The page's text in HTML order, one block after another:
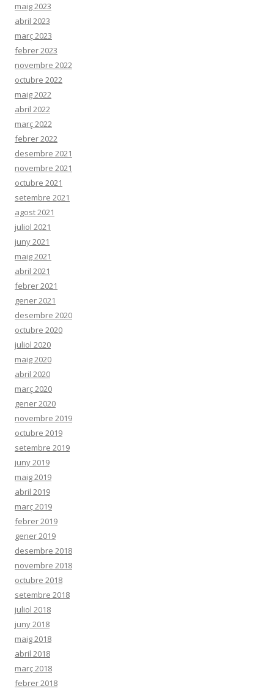
maig 2023
abril 2023
març 2023
febrer 2023
novembre 2022
octubre 2022
maig 2022
abril 2022
març 2022
febrer 2022
desembre 2021
novembre 2021
octubre 2021
setembre 2021
agost 2021
juliol 2021
juny 2021
maig 2021
abril 2021
febrer 2021
gener 2021
desembre 2020
octubre 2020
juliol 2020
maig 2020
abril 2020
març 2020
gener 2020
novembre 2019
octubre 2019
setembre 2019
juny 2019
maig 2019
abril 2019
març 2019
febrer 2019
gener 2019
desembre 2018
novembre 2018
octubre 2018
setembre 2018
juliol 2018
juny 2018
maig 2018
abril 2018
març 2018
febrer 2018